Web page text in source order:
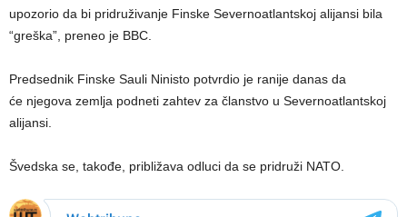
upozorio da bi pridruživanje Finske Severnoatlantskoj alijansi bila
“greška”, preneo je BBC.
Predsednik Finske Sauli Ninisto potvrdio je ranije danas da
će njegova zemlja podneti zahtev za članstvo u Severnoatlantskoj
alijansi.
Švedska se, takođe, približava odluci da se pridruži NATO.